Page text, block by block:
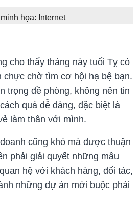
họa: Internet
cho thấy tháng này tuổi Tỵ có
chực chờ tìm cơ hội hạ bệ bạn.
trọng đề phòng, không nên tin
quá dễ dàng, đặc biệt là
làm thân với mình.
cũng khó mà được thuận
phải giải quyết những mâu
hệ với khách hàng, đối tác,
những dự án mới buộc phải